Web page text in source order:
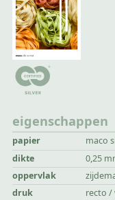
eigenschappen
papier
maco
dikte
0,25
oppervlak
druk
recto /